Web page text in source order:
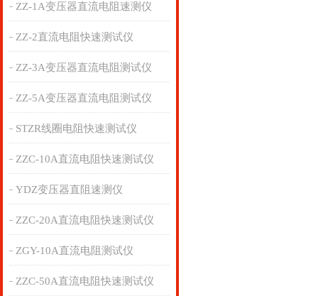
ZZ-1A变压器直流电阻速测仪
ZZ-2直流电阻快速测试仪
ZZ-3A变压器直流电阻测试仪
ZZ-5A变压器直流电阻测试仪
STZR线圈电阻快速测试仪
ZZC-10A直流电阻快速测试仪
YDZ变压器直阻速测仪
ZZC-20A直流电阻快速测试仪
ZGY-10A直流电阻测试仪
ZZC-50A直流电阻快速测试仪